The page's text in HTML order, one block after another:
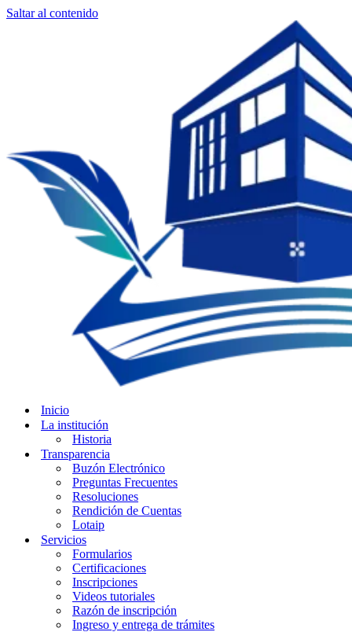
Saltar al contenido
Inicio
La institución
Historia
Transparencia
Buzón Electrónico
Preguntas Frecuentes
Resoluciones
Rendición de Cuentas
Lotaip
Servicios
Formularios
Certificaciones
Inscripciones
Videos tutoriales
Razón de inscripción
Ingreso y entrega de trámites